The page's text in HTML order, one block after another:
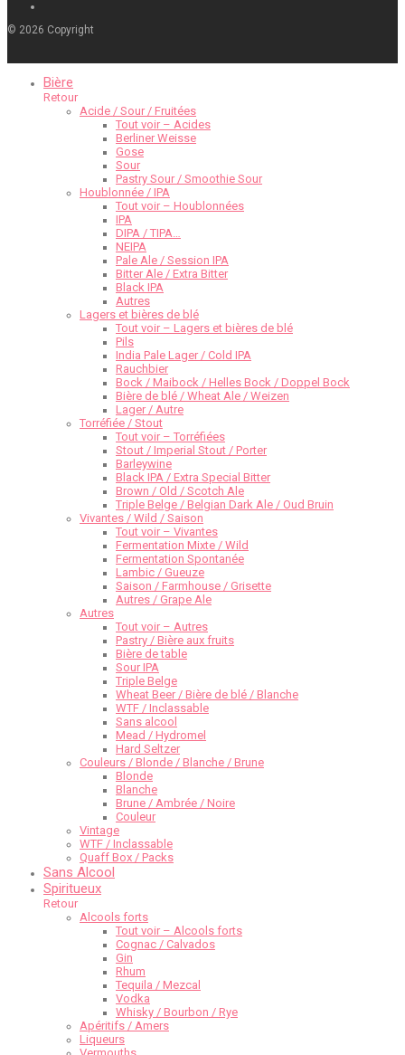
© 2026 Copyright
Bière
Retour
Acide / Sour / Fruitées
Tout voir – Acides
Berliner Weisse
Gose
Sour
Pastry Sour / Smoothie Sour
Houblonnée / IPA
Tout voir – Houblonnées
IPA
DIPA / TIPA…
NEIPA
Pale Ale / Session IPA
Bitter Ale / Extra Bitter
Black IPA
Autres
Lagers et bières de blé
Tout voir – Lagers et bières de blé
Pils
India Pale Lager / Cold IPA
Rauchbier
Bock / Maibock / Helles Bock / Doppel Bock
Bière de blé / Wheat Ale / Weizen
Lager / Autre
Torréfiée / Stout
Tout voir – Torréfiées
Stout / Imperial Stout / Porter
Barleywine
Black IPA / Extra Special Bitter
Brown / Old / Scotch Ale
Triple Belge / Belgian Dark Ale / Oud Bruin
Vivantes / Wild / Saison
Tout voir – Vivantes
Fermentation Mixte / Wild
Fermentation Spontanée
Lambic / Gueuze
Saison / Farmhouse / Grisette
Autres / Grape Ale
Autres
Tout voir – Autres
Pastry / Bière aux fruits
Bière de table
Sour IPA
Triple Belge
Wheat Beer / Bière de blé / Blanche
WTF / Inclassable
Sans alcool
Mead / Hydromel
Hard Seltzer
Couleurs / Blonde / Blanche / Brune
Blonde
Blanche
Brune / Ambrée / Noire
Couleur
Vintage
WTF / Inclassable
Quaff Box / Packs
Sans Alcool
Spiritueux
Retour
Alcools forts
Tout voir – Alcools forts
Cognac / Calvados
Gin
Rhum
Tequila / Mezcal
Vodka
Whisky / Bourbon / Rye
Apéritifs / Amers
Liqueurs